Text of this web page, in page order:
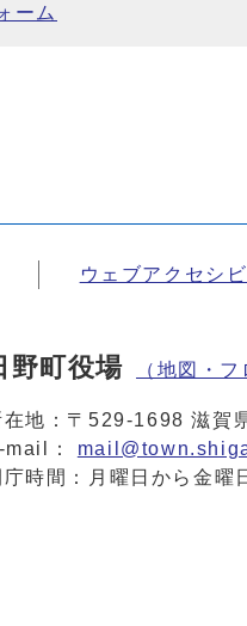
ーム
ウェブアクセシ
野町役場 （地図・フ
在地：〒529-1698 滋賀
mail：
庁時間：月曜日から金